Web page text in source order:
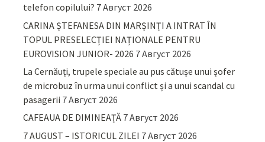
telefon copilului? 7 Август 2026
CARINA ȘTEFANESA DIN MARȘINȚI A INTRAT ÎN
TOPUL PRESELECȚIEI NAȚIONALE PENTRU
EUROVISION JUNIOR- 2026 7 Август 2026
La Cernăuți, trupele speciale au pus cătușe unui șofer
de microbuz în urma unui conflict și a unui scandal cu
pasagerii 7 Август 2026
CAFEAUA DE DIMINEAȚĂ 7 Август 2026
7 AUGUST – ISTORICUL ZILEI 7 Август 2026